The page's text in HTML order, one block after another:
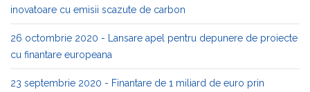
inovatoare cu emisii scazute de carbon
26 octombrie 2020 - Lansare apel pentru depunere de proiecte
cu finantare europeana
23 septembrie 2020 - Finantare de 1 miliard de euro prin